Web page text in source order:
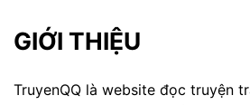
GIỚI THIỆU
TruyenQQ là website đọc truyện